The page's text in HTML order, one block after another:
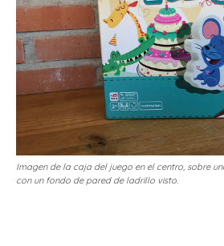
Imagen de la caja del juego en el centro, sobre
con un fondo de pared de ladrillo visto.